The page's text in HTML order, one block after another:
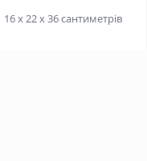
16 х 22 х 36 сантиметрів